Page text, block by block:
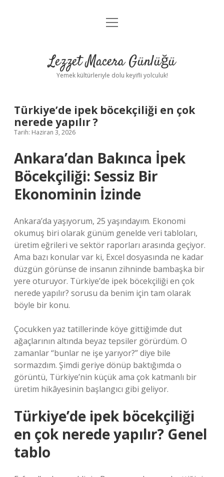
Anasayfa
Yasal Uyarı
menüyü
Lezzet Macera Günlüğü
Yemek kültürleriyle dolu keyifli yolculuk!
Türkiye’de ipek böcekçiliği en çok
nerede yapılır ?
Tarih: Haziran 3, 2026
Ankara’dan Bakınca İpek
Böcekçiliği: Sessiz Bir
Ekonominin İzinde
Ankara’da yaşıyorum, 25 yaşındayım. Ekonomi
okumuş biri olarak günüm genelde veri tabloları,
üretim eğrileri ve sektör raporları arasında geçiyor.
Ama bazı konular var ki, Excel dosyasında ne kadar
düzgün görünse de insanın zihninde bambaşka bir
yere oturuyor. Türkiye’de ipek böcekçiliği en çok
nerede yapılır? sorusu da benim için tam olarak
böyle bir konu.
Çocukken yaz tatillerinde köye gittiğimde dut
ağaçlarının altında beyaz tepsiler görürdüm. O
zamanlar “bunlar ne işe yarıyor?” diye bile
sormazdım. Şimdi geriye dönüp baktığımda o
görüntü, Türkiye’nin küçük ama çok katmanlı bir
üretim hikâyesinin başlangıcı gibi geliyor.
Türkiye’de ipek böcekçiliği
en çok nerede yapılır? Genel
tablo